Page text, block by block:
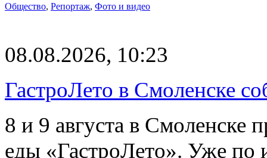
Общество, Репортаж, Фото и видео
08.08.2026, 10:23
ГастроЛето в Смоленске
8 и 9 августа в Смоленске
еды «ГастроЛето». Уже по